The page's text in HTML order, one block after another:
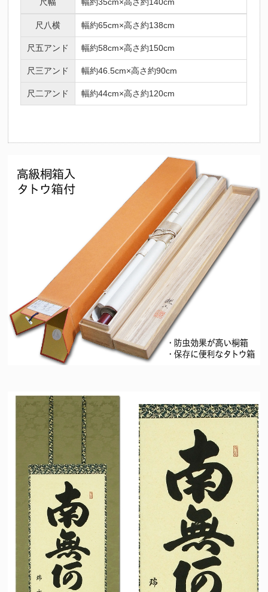
尺八横 幅約65cm×高さ約138cm
尺五アンド 幅約58cm×高さ約150cm
尺三アンド 幅約46.5cm×高さ約90cm
尺二アンド 幅約44cm×高さ約120cm